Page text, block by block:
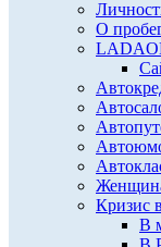
О
Кризис
В